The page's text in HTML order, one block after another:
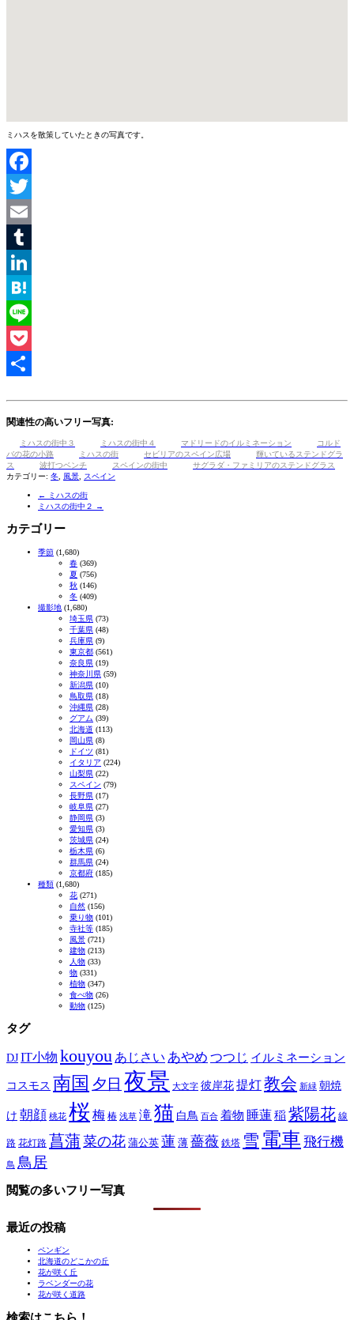
ミハスを散策していたときの写真です。
Facebook
Twitter
Email
Tumblr
LinkedIn
Hatena
Line
Pocket
関連性の高いフリー写真:
ミハスの街中３ ミハスの街中４ マドリードのイルミネーション
コルド
バの花の小路
ミハスの街 セビリアのスペイン広場
輝いているステンドグラ
ス
波打つベンチ スペインの街中
サグラダ・ファミリアのステンドグラス
カテゴリー: 冬 風景 スペイン
←
ミハスの街
ミハスの街中２
→
カテゴリー
季節 (1,680)
春 (369)
夏 (756)
秋 (146)
冬 (409)
撮影地 (1,680)
埼玉県 (73)
千葉県 (48)
兵庫県 (9)
東京都 (561)
奈良県 (19)
神奈川県 (59)
新潟県 (10)
鳥取県 (18)
沖縄県 (28)
グアム (39)
北海道 (113)
岡山県 (8)
ドイツ (81)
イタリア (224)
山梨県 (22)
スペイン (79)
長野県 (17)
岐阜県 (27)
静岡県 (3)
愛知県 (3)
茨城県 (24)
栃木県 (6)
群馬県 (24)
京都府 (185)
種類 (1,680)
花 (271)
自然 (156)
乗り物 (101)
寺社等 (185)
風景 (721)
建物 (213)
人物 (33)
物 (331)
植物 (347)
食べ物 (26)
動物 (125)
タグ
DJIT小物 kouyou あじさい あやめ つつじ イルミネーション
コスモス 南国 夕日 夜景 大文字 彼岸花提灯教会 新緑 朝焼
け 朝顔 桃花 桜 梅 椿 浅草 滝猫 白鳥 百合 着物 睡蓮 稲紫陽花 線
路 花灯路 菖蒲 菜の花 蒲公英 蓮 薄 薔薇 鉄塔 雪 電車 飛行機
鳥 鳥居
閲覧の多いフリー写真
最近の投稿
ペンギン
北海道のどこかの丘
花が咲く丘
ラベンダーの花
花が咲く道路
検索はこちら！